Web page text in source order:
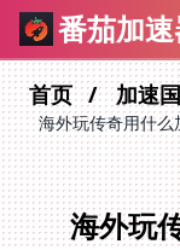
番茄加
首页 加速
海外玩传奇用什
海外玩